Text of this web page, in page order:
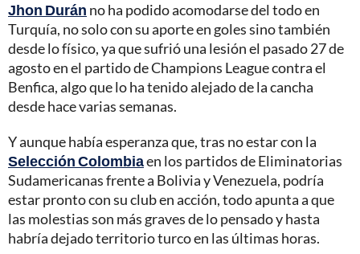
Jhon Durán no ha podido acomodarse del todo en
Turquía, no solo con su aporte en goles sino también
desde lo físico, ya que sufrió una lesión el pasado 27 de
agosto en el partido de Champions League contra el
Benfica, algo que lo ha tenido alejado de la cancha
desde hace varias semanas.
Y aunque había esperanza que, tras no estar con la
Selección Colombiaen los partidos de Eliminatorias
Sudamericanas frente a Bolivia y Venezuela, podría
estar pronto con su club en acción, todo apunta a que
las molestias son más graves de lo pensado y hasta
habría dejado territorio turco en las últimas horas.